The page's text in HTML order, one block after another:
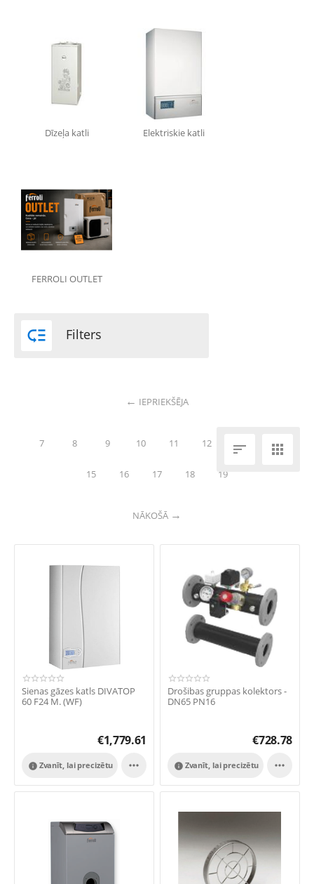
Dīzeļa katli Elektriskie katli
FERROLI OUTLET
 Filters
IEPRIEKŠĒJA
7 8 9 10 11 12 13 14
15 16 17 18 19
NĀKOŠĀ
 
Sienas gāzes katls DIVATOP
60 F24 M. (WF)
€1,779.61
Zvanīt, lai precizētu
 
Drošibas gruppas kolektors -
DN65 PN16
€728.78
Zvanīt, lai precizētu
 